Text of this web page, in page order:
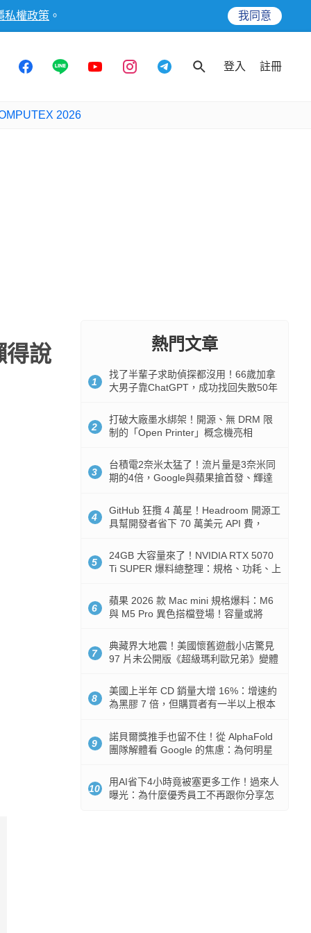
私權政策 。 我同意
登入 註冊
2026
得說 熱門文章
1
找了半輩子求助偵探都沒用！66歲加拿
大男子靠ChatGPT，成功找回失散50年
2
打破大廠墨水綁架！開源、無 DRM 限
制的「Open Printer」概念機亮相
3
台積電2奈米太猛了！流片量是3奈米同
期的4倍，Google與蘋果搶首發、輝達
4
GitHub 狂攬 4 萬星！Headroom 開源工
具幫開發者省下 70 萬美元 API 費，
5
24GB 大容量來了！NVIDIA RTX 5070
Ti SUPER 爆料總整理：規格、功耗、上
6
蘋果 2026 款 Mac mini 規格爆料：M6
與 M5 Pro 異色搭檔登場！容量或將
7
典藏界大地震！美國懷舊遊戲小店驚見
97 片未公開版《超級瑪利歐兄弟》變體
8
美國上半年 CD 銷量大增 16%：增速約
為黑膠 7 倍，但購買者有一半以上根本
9
諾貝爾獎推手也留不住！從 AlphaFold
團隊解體看 Google 的焦慮：為何明星
10
用AI省下4小時竟被塞更多工作！過來人
曝光：為什麼優秀員工不再跟你分享怎